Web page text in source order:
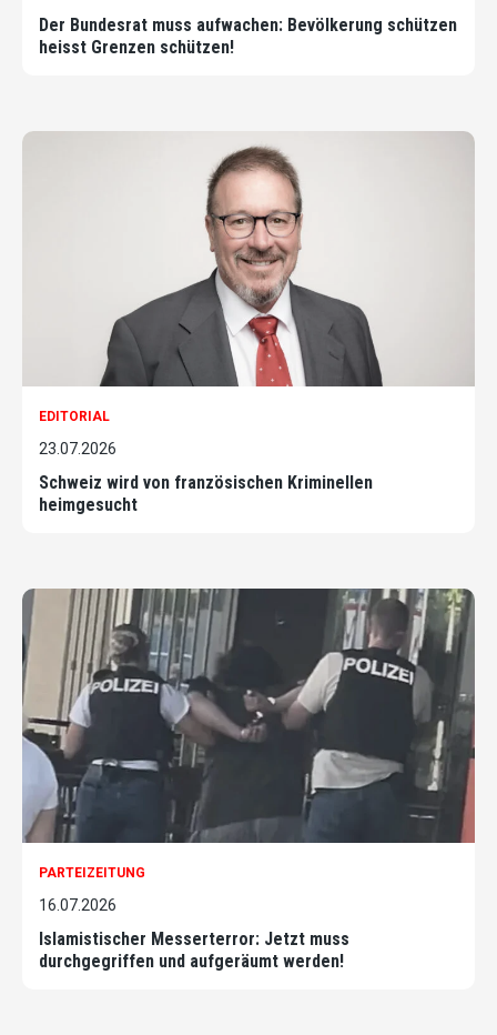
Der Bundesrat muss aufwachen: Bevölkerung schützen
heisst Grenzen schützen!
EDITORIAL
23.07.2026
Schweiz wird von französischen Kriminellen
heimgesucht
PARTEIZEITUNG
16.07.2026
Islamistischer Messerterror: Jetzt muss
durchgegriffen und aufgeräumt werden!